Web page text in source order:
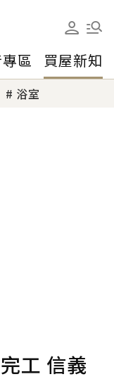
區 買屋新知
浴室
工 信義